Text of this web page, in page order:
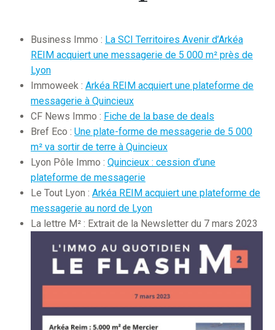
Business Immo : La SCI Territoires Avenir d’Arkéa
REIM acquiert une messagerie de 5 000 m² près de
Lyon
Immoweek : Arkéa REIM acquiert une plateforme de
messagerie à Quincieux
CF News Immo : Fiche de la base de deals
Bref Eco : Une plate-forme de messagerie de 5 000
m² va sortir de terre à Quincieux
Lyon Pôle Immo : Quincieux : cession d’une
plateforme de messagerie
Le Tout Lyon : Arkéa REIM acquiert une plateforme de
messagerie au nord de Lyon
La lettre M² : Extrait de la Newsletter du 7 mars 2023